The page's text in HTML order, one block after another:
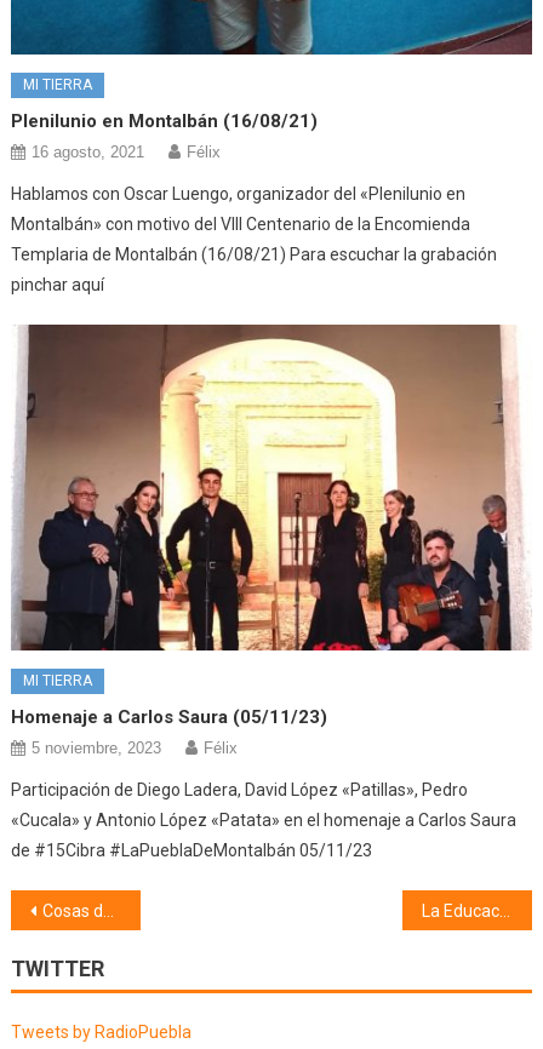
MI TIERRA
Plenilunio en Montalbán (16/08/21)
16 agosto, 2021 Félix
Hablamos con Oscar Luengo, organizador del «Plenilunio en
Montalbán» con motivo del VIII Centenario de la Encomienda
Templaria de Montalbán (16/08/21) Para escuchar la grabación
pinchar aquí
MI TIERRA
Homenaje a Carlos Saura (05/11/23)
5 noviembre, 2023 Félix
Participación de Diego Ladera, David López «Patillas», Pedro
«Cucala» y Antonio López «Patata» en el homenaje a Carlos Saura
de #15Cibra #LaPueblaDeMontalbán 05/11/23
Navegación
de
entradas
Cosas de mi pueblo, Coplillas y Apodos (05/05/26) La Educación Hoy (06/05/26)
TWITTER
Tweets by RadioPuebla